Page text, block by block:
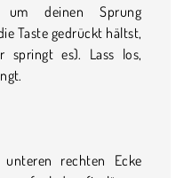
um deinen Sprung
Taste gedrückt hältst,
springt es). Lass los,
rechten Ecke